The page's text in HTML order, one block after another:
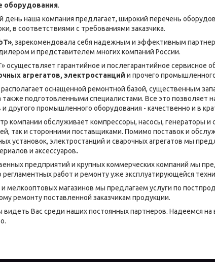
оборудования.
день наша компания предлагает, широкий перечень
в соответствиями с требованиями заказчика.
, зарекомендовала себя надежным и эффективным
и представителем многих компаний России.
осуществляет гарантийное и послегарантийное сервисное
агрегатов, электростанций и прочего
оснащенной ремонтной базой, существенным
также подготовленными специалистами. Все это позволяет
и другого промышленного оборудования - качественно и в
компании обслуживает компрессоры, насосы, генераторы и
так и сторонними поставщиками. Помимо поставок и
установок, электростанций и сварочных агрегатов мы
и аксессуаров.
предприятий и крупных коммерческих компаний мы
работ и ремонту уже эксплуатирующейся
мелкооптовых магазинов мы предлагаем услуги по
ремонту поставленной заказчикам продукции.
Вaс среди наших постоянных партнеров. Нaдеемся